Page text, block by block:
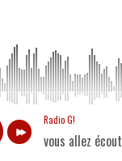
Radio G!
vous allez